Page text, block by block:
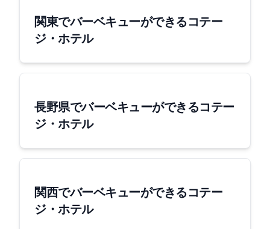
関東でバーベキューができるコテー
ジ・ホテル
長野県でバーベキューができるコテー
ジ・ホテル
関西でバーベキューができるコテー
ジ・ホテル